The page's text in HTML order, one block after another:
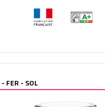
FER - SOL